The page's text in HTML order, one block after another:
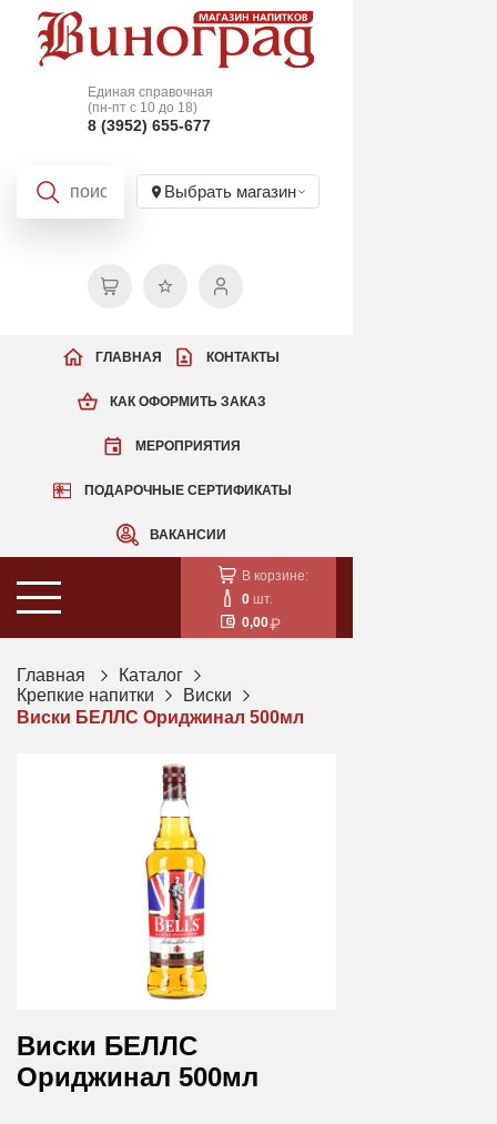
Единая справочная
(пн-пт с 10 до 18)
8 (3952) 655-677
Выбрать магазин
КАК ОФОРМИТЬ ЗАКАЗ
МЕРОПРИЯТИЯ
ПОДАРОЧНЫЕ СЕРТИФИКАТЫ
ВАКАНСИИ
ГЛАВНАЯ КОНТАКТЫ
В корзине:
0 шт.
0,00
Главная
Каталог
Крепкие напитки
Виски
Виски БЕЛЛС Ориджинал 500мл
Виски БЕЛЛС
Ориджинал 500мл